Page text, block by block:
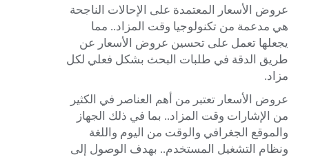
عروض الأسعار المعتمدة على الإحالات الناجحة
هي مدعمة من تكنولوجيا وقت المزاد.. مما
يجعلها تعمل على تحسين عروض الأسعار عن
طريق الدقة في طلبات البحث بشكل فعلي لكل
مزاد.
عروض الأسعار تعتبر من أهم العناصر في الكثير
من الإشارات وقت المزاد.. بما في ذلك الجهاز
والموقع الجغرافي والوقت من اليوم واللغة
ونظام التشغيل المستخدم.. بهدف الوصول إلى